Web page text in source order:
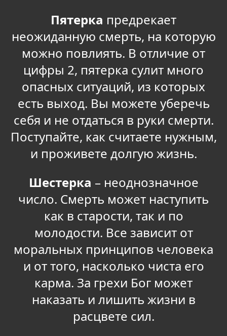
Пятерка предрекает
неожиданную смерть, на которую
можно повлиять. В отличие от
цифры 2, пятерка сулит много
опасных ситуаций, из которых
есть выход. Вы можете уберечь
себя и не отдаться в руки смерти.
Поступайте, как считаете нужным,
и проживете долгую жизнь.
Шестерка – неоднозначное
число. Смерть может наступить
как в старости, так и по
молодости. Все зависит от
моральных принципов человека
и от того, насколько чиста его
карма. За грехи Бог может
наказать и лишить жизни в
расцвете сил.